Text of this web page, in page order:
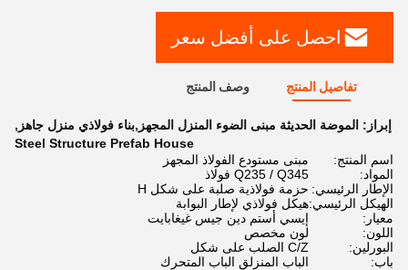
احصل على أفضل سعر
تفاصيل المنتج وصف المنتج
إبراز: الموضة الحديثة مبنى الضوء المنزل المجهز,بناء فولاذي منزل جاهز ,
Steel Structure Prefab House
اسم المنتج:
مبنى مستودع الفولاذ المجهز
المواد:
Q235 / Q345 فولاذ
الإطار الرئيسي: حزمة فولاذية صلبة على شكل H
الهيكل الرئيسي:هيكل فولاذي لإطار البوابة
معيار:
إيسي أستم دين جيس غيغابايت
اللون:
لون مخصص
البورلين:
C/Z الصلب على شكل
باب:
الباب المنزلق الباب المتحرك